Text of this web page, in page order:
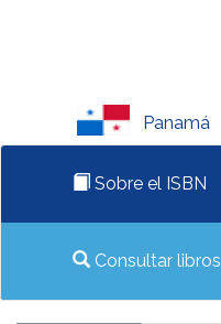
Panamá
Sobre el ISBN
Consultar libros